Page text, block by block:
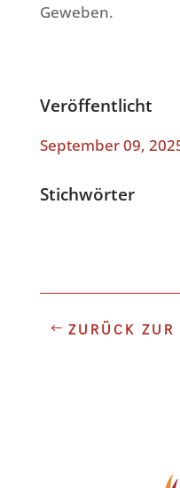
Geweben.
Veröffentlicht
September 09,
Stichwörter
ZURÜCK